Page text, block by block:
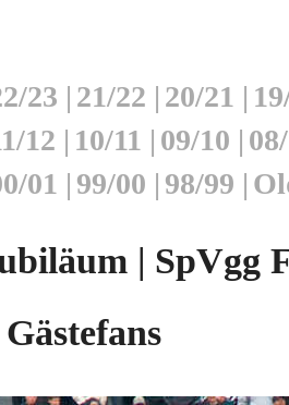
23 | 21/22 | 20/21 |
12 | 10/11 | 09/10 |
01 | 99/00 | 98/99 |
| SpVgg